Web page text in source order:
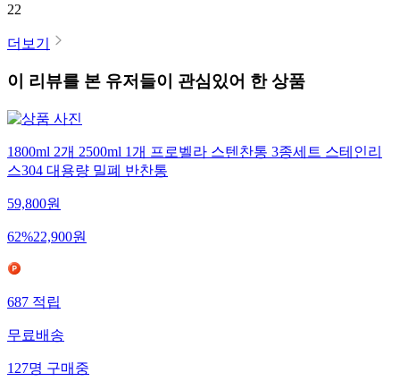
22
더보기
이 리뷰를 본 유저들이 관심있어 한 상품
1800ml 2개 2500ml 1개 프로벨라 스텐찬통 3종세트 스테인리
스304 대용량 밀폐 반찬통
59,800원
62%22,900원
687 적립
무료배송
127명 구매중